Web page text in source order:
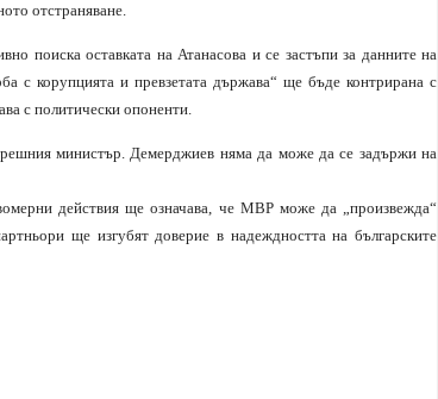
отстраняване.
поиска оставката на Атанасова и се застъпи за данните на
с корупцията и превзетата държава“ ще бъде контрирана с
с политически опоненти.
министър. Демерджиев няма да може да се задържи на
действия ще означава, че МВР може да „произвежда“
ще изгубят доверие в надеждността на българските